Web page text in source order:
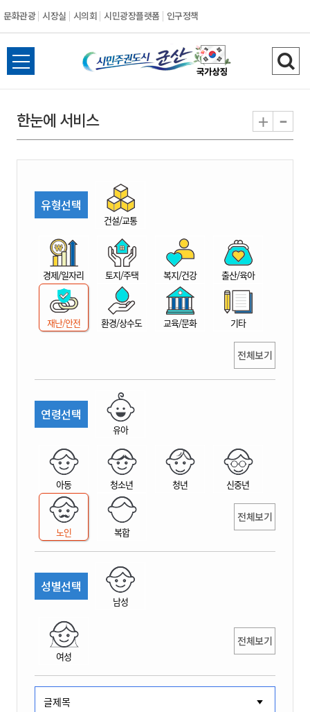
문화관광 시장실 시의회 시민광장플랫폼 인구정책
시
민
권
시
산
전
체
뉴
열
검
색
기
한눈에 서비스 + -
유형선택
건설/교통
경제/일자리 토지/주택 복지/건강 출산/육아
재난/안전 환경/상수도 교육/문화 기타
전체보기
연령선택
유아
아동 청소년 청년 신중년
노인 복합
전체보기
성별선택
남성
여성
전체보기